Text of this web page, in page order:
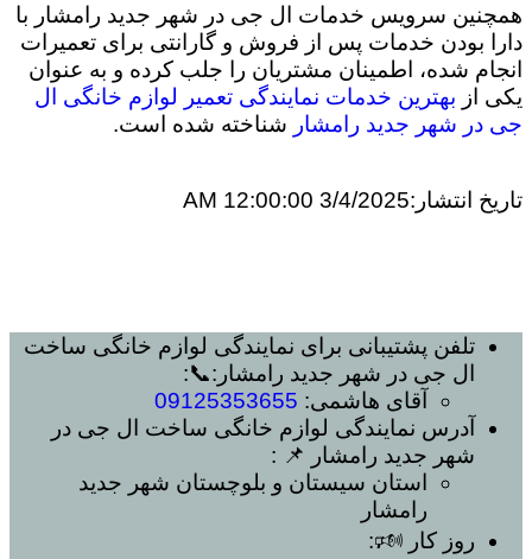
همچنین سرویس خدمات ال جی در شهر جدید رامشار با
دارا بودن خدمات پس از فروش و گارانتی برای تعمیرات
انجام شده، اطمینان مشتریان را جلب کرده و به عنوان
یکی از بهترین خدمات نمایندگی تعمیر لوازم خانگی ال
جی در شهر جدید رامشار شناخته شده است.
تاریخ انتشار:3/4/2025 12:00:00 AM
تلفن پشتیبانی برای نمایندگی لوازم خانگی ساخت
ال جی در شهر جدید رامشار :📞:
آقای هاشمی: 09125353655
آدرس نمایندگی لوازم خانگی ساخت ال جی در
شهر جدید رامشار
📌 :
استان سیستان و بلوچستان شهر جدید
رامشار
روز کار 🕬: